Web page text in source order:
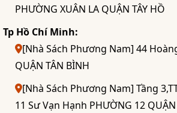
PHƯỜNG XUÂN LA QUẬN TÂY HỒ
Tp Hồ Chí Minh:
[Nhà Sách Phương Nam] 44
QUẬN TÂN BÌNH
[Nhà Sách Phương Nam] Tầng
11 Sư Vạn Hạnh PHƯỜNG 12